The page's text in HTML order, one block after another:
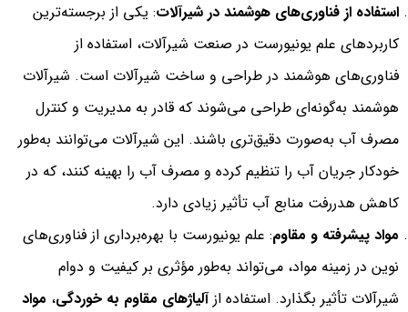
استفاده از فناوری‌های هوشمند در شیرآلات: یکی از برجسته‌ترین
کاربردهای علم یونیورست در صنعت شیرآلات، استفاده از
فناوری‌های هوشمند در طراحی و ساخت شیرآلات است. شیرآلات
هوشمند به‌گونه‌ای طراحی می‌شوند که قادر به مدیریت و کنترل
مصرف آب به‌صورت دقیق‌تری باشند. این شیرآلات می‌توانند به‌طور
خودکار جریان آب را تنظیم کرده و مصرف آب را بهینه کنند، که در
کاهش هدررفت منابع آب تأثیر زیادی دارد.
مواد پیشرفته و مقاوم: علم یونیورست با بهره‌برداری از فناوری‌های
نوین در زمینه مواد، می‌تواند به‌طور مؤثری بر کیفیت و دوام
شیرآلات تأثیر بگذارد. استفاده ازآلیاژهای مقاوم به خوردگی، مواد